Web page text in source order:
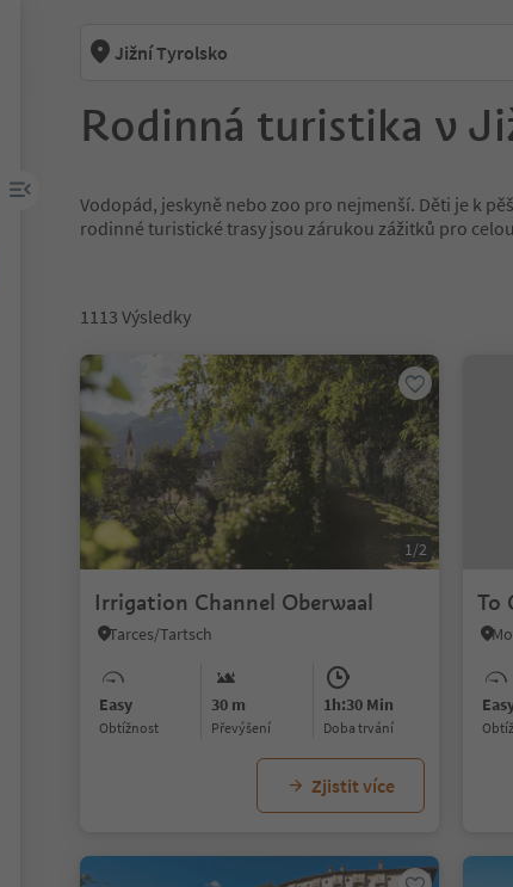
odkaz
odkaz na menu
Jižní Tyrolsko
Rodinná turistika v
Vodopád, jeskyně nebo zoo pro nejmenší. Děti je k
rodinné turistické trasy jsou zárukou zážitků pro
1113 Výsledky
1/2
Irrigation Channel Oberwaal
Tarces/Tartsch
Easy
Obtížnost
30 m
Převýšení
1h:30 Min
doba trvání
Zjistit více
To